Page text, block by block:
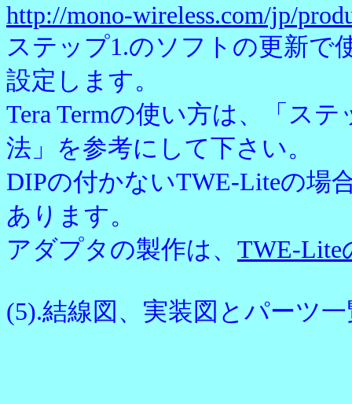
http://mono-wireless.com/jp/
ステップ1.のソフトの更新で
設定します。
Tera Termの使い方は、「ス
法」を参考にして下さい。
DIPの付かないTWE-Liteの場
あります。
アダプタの製作は、 TWE-Lite
(5).結線図、実装図とパーツ